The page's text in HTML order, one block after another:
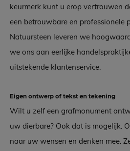
keurmerk kunt u erop vertrouwen
een betrouwbare en professionele
Natuursteen leveren we
we ons aan eerlijke
uitstekende klantenservice.
Eigen ontwerp of tekst en tekening
Wilt u zelf een grafmonument
uw dierbare? Ook dat is mogelijk.
naar uw wensen en denken mee.